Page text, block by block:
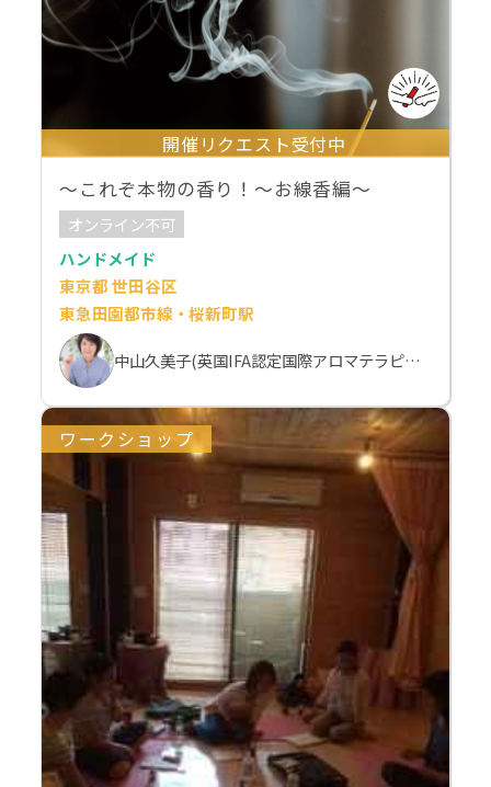
開催リクエスト受付中
～これぞ本物の香り！～お線香編～
オンライン不可
ハンドメイド
東京都 世田谷区
東急田園都市線・桜新町駅
中山久美子(英国IFA認定国際アロマテラピスト）
ワークショップ